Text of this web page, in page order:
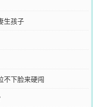
生孩子
不下脸来硬闯